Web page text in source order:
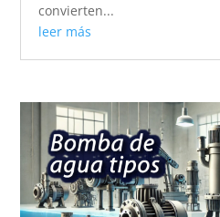
convierten...
leer más